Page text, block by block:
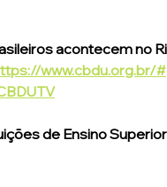
acontecem no
www.cbdu.org.br/
de Ensino